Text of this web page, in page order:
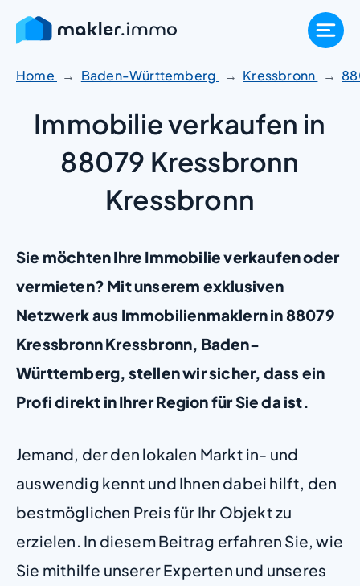
Zum
Inhalt
springen
Home Baden-Württemberg Kressbronn
Immobilie verkaufen in
88079 Kressbronn
Kressbronn
Sie möchten Ihre Immobilie verkaufen oder
vermieten? Mit unserem exklusiven
Netzwerk aus Immobilienmaklern in 88079
Kressbronn Kressbronn, Baden-
Württemberg, stellen wir sicher, dass ein
Profi direkt in Ihrer Region für Sie da ist.
Jemand, der den lokalen Markt in- und
auswendig kennt und Ihnen dabei hilft, den
bestmöglichen Preis für Ihr Objekt zu
erzielen. In diesem Beitrag erfahren Sie, wie
Sie mithilfe unserer Experten und unseres